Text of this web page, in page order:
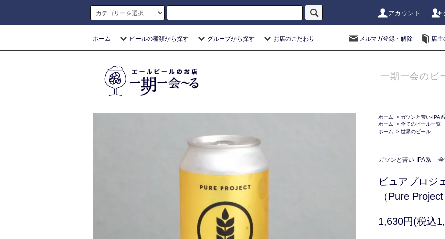
アカウント
ホーム ビールの種類から探す グループから探す お店のこだわり メルマガ登録・解除 店主
一期一会のビ
ホーム > ガツンと苦い-IPA
ホーム
> 全てのビール一覧
ホーム
> 世界のビール
ガツンと苦い-IPA系-
ピュアプロジ
（Pure
1,630円(税込